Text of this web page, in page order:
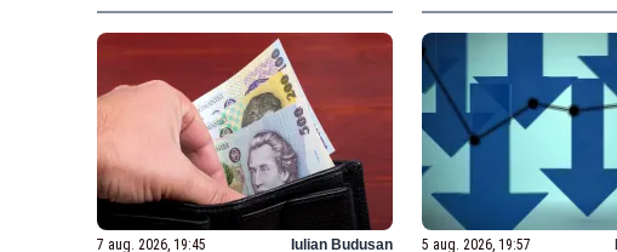
7 aug. 2026, 19:45 Iulian Budusan 5 aug. 2026, 19:57